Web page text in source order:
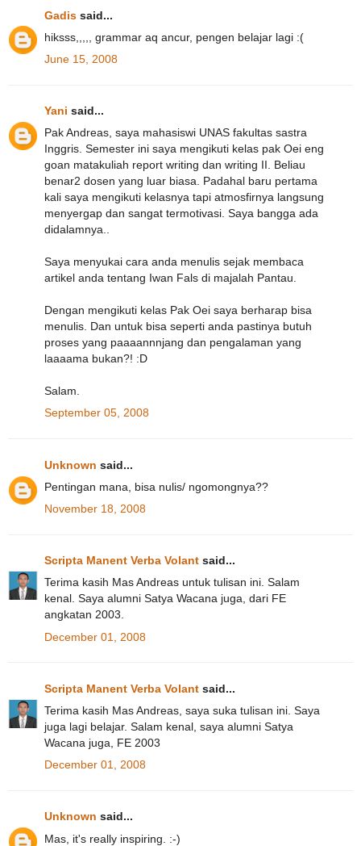
Gadis said...
hiksss,,,,, grammar aq ancur, pengen belajar lagi :(
June 15, 2008
Yani said...
Pak Andreas, saya mahasiswi UNAS fakultas sastra
Inggris. Semester ini saya mengikuti kelas pak Oei eng
goan matakuliah report writing dan writing II. Beliau
benar2 dosen yang luar biasa. Padahal baru pertama
kali saya mengikuti kelasnya tapi atmosfirnya langsung
menyergap dan sangat termotivasi. Saya bangga ada
didalamnya..
Saya menyukai cara anda menulis sejak membaca
artikel anda tentang Iwan Fals di majalah Pantau.
Dengan mengikuti kelas Pak Oei saya berharap bisa
menulis. Dan untuk bisa seperti anda pastinya butuh
proses yang paaaannnjang dan pengalaman yang
laaaama bukan?! :D
Salam.
September 05, 2008
Unknown said...
Pentingan mana, bisa nulis/ ngomongnya??
November 18, 2008
Scripta Manent Verba Volant said...
Terima kasih Mas Andreas untuk tulisan ini. Salam
kenal. Saya alumni Satya Wacana juga, dari FE
angkatan 2003.
December 01, 2008
Scripta Manent Verba Volant said...
Terima kasih Mas Andreas, saya suka tulisan ini. Saya
juga lagi belajar. Salam kenal, saya alumni Satya
Wacana juga, FE 2003
December 01, 2008
Unknown said...
Mas, it's really inspiring. :-)